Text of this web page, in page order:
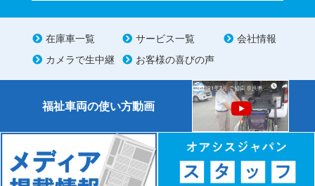
在庫車一覧 サービス一覧
会社情報
カメラで生中継
お客様の喜びの声
福祉車両の使い方動画